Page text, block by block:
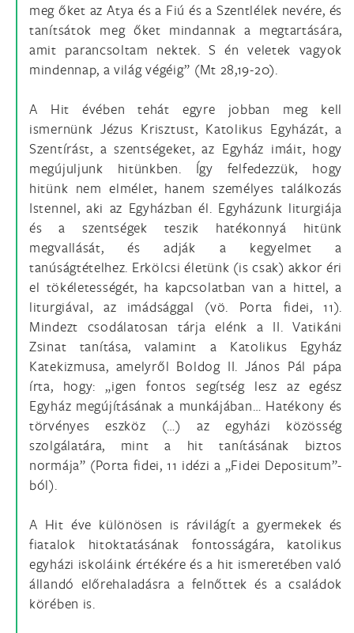
meg őket az Atya és a Fiú és a Szentlélek nevére, és
tanítsátok meg őket mindannak a megtartására,
amit parancsoltam nektek. S én veletek vagyok
mindennap, a világ végéig” (Mt 28,19-20).
A Hit évében tehát egyre jobban meg kell
ismernünk Jézus Krisztust, Katolikus Egyházát, a
Szentírást, a szentségeket, az Egyház imáit, hogy
megújuljunk hitünkben. Így felfedezzük, hogy
hitünk nem elmélet, hanem személyes találkozás
Istennel, aki az Egyházban él. Egyházunk liturgiája
és a szentségek teszik hatékonnyá hitünk
megvallását, és adják a kegyelmet a
tanúságtételhez. Erkölcsi életünk (is csak) akkor éri
el tökéletességét, ha kapcsolatban van a hittel, a
liturgiával, az imádsággal (vö. Porta fidei, 11).
Mindezt csodálatosan tárja elénk a II. Vatikáni
Zsinat tanítása, valamint a Katolikus Egyház
Katekizmusa, amelyről Boldog II. János Pál pápa
írta, hogy: „igen fontos segítség lesz az egész
Egyház megújításának a munkájában… Hatékony és
törvényes eszköz (…) az egyházi közösség
szolgálatára, mint a hit tanításának biztos
normája” (Porta fidei, 11 idézi a „Fidei Depositum”-
ból).
A Hit éve különösen is rávilágít a gyermekek és
fiatalok hitoktatásának fontosságára, katolikus
egyházi iskoláink értékére és a hit ismeretében való
állandó előrehaladásra a felnőttek és a családok
körében is.